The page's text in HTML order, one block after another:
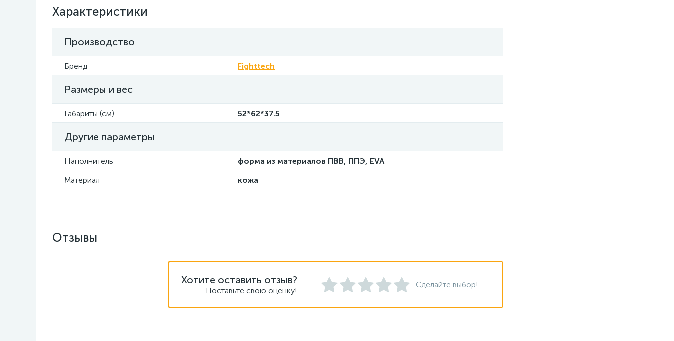
Характеристики
Производство
Бренд Fighttech
Размеры и вес
Габариты (см) 52*62*37.5
Другие параметры
Наполнитель
форма из материалов ПВВ, ППЭ, EVA
Материал
кожа
Отзывы
Хотите оставить отзыв?
Поставьте свою оценку!
Сделайте выбор!